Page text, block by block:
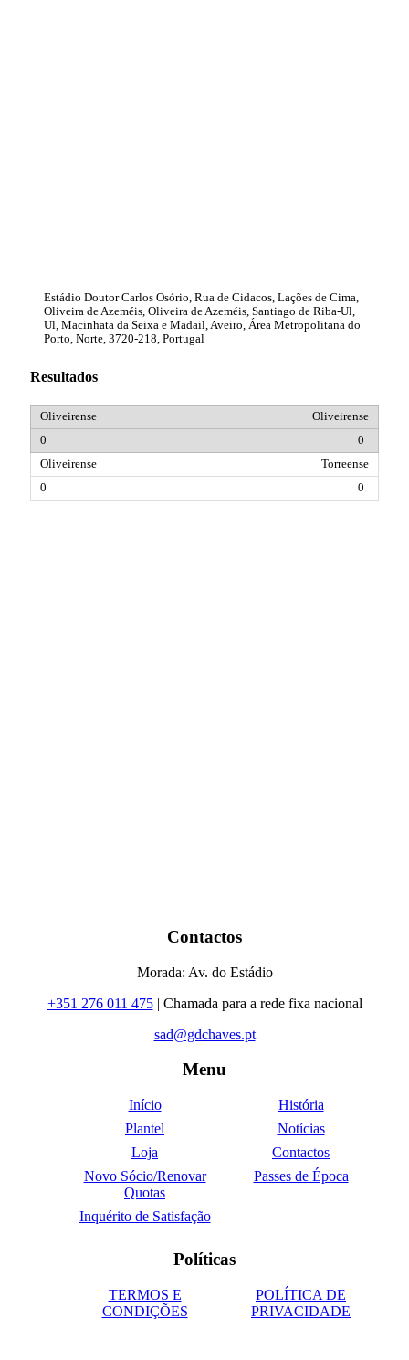
Estádio Doutor Carlos Osório, Rua de Cidacos, Lações de Cima,
Oliveira de Azeméis, Oliveira de Azeméis, Santiago de Riba-Ul,
Ul, Macinhata da Seixa e Madail, Aveiro, Área Metropolitana do
Porto, Norte, 3720-218, Portugal
Resultados
Oliveirense
0
Torreense
0
Contactos
Morada: Av. do Estádio
+351 276 011 475| Chamada para a rede fixa nacional
sad@gdchaves.pt
Menu
Início
História
Plantel
Notícias
Loja
Contactos
Novo Sócio/Renovar
Quotas
Passes de Época
Inquérito de Satisfação
Políticas
TERMOS E
CONDIÇÕES
POLÍTICA DE
PRIVACIDADE